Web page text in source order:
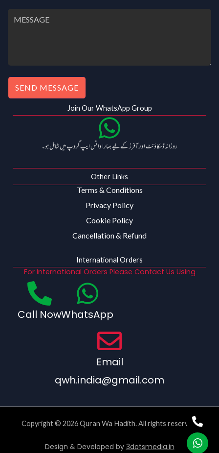
SEND MESSAGE
Join Our WhatsApp Group
روزانہ ڈسکاؤنٹ اور آفرز کے لیے ہمارا واٹس ایپ گروپ میں شامل ہو۔
Other Links
Terms & Conditions
Privacy Policy
Cookie Policy
Cancellation & Refund
International Orders
For International Orders Please Contact Us Using
Call NowWhatsApp
Email
qwh.india@gmail.com
Copyright © 2026 Quran Wa Hadith. All rights reserved.
Design & Developed by 3dotsmedia.in